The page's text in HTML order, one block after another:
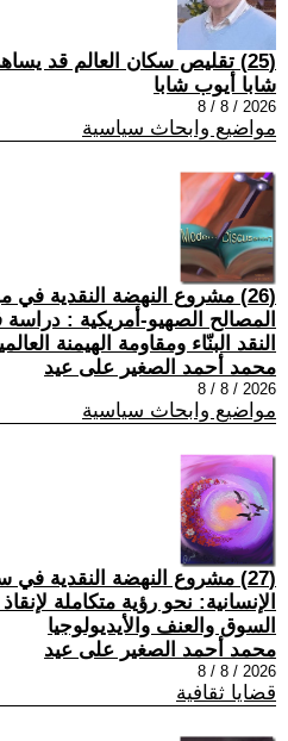
(25) تقليص سكان العالم قد يساهم في إنقاذ الكوكب
شابا أيوب شابا
2026 / 8 / 8
مواضيع وابحاث سياسية
(26) مشروع النهضة النقدية في
المصالح الصهيو-أمريكية :
النقد البنّاء ومقاومة الهيمنة
محمد أحمد الصغير على عيد
2026 / 8 / 8
مواضيع وابحاث سياسية
(27) مشروع النهضة النقدية في
الإنسانية: نحو رؤية متكاملة
السوق والعنف والأيديولوجيا
محمد أحمد الصغير على عيد
2026 / 8 / 8
قضايا ثقافية